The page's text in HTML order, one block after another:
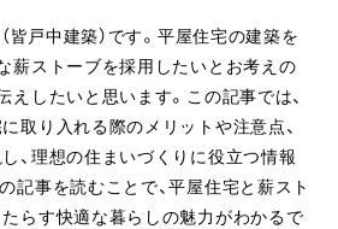
皆戸中建築）です。平屋住宅の建築を
薪ストーブを採用したいとお考えの
えしたいと思います。この記事では、
取り入れる際のメリットや注意点、
、理想の住まいづくりに役立つ情報
記事を読むことで、平屋住宅と薪スト
らす快適な暮らしの魅力がわかるで